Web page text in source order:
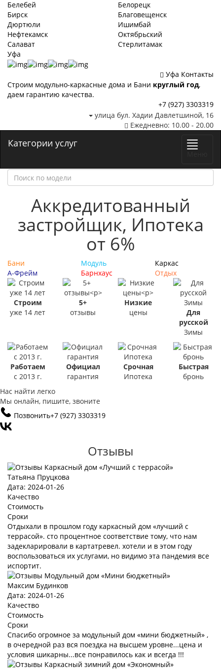
Белебей
Белорецк
Бирск
Благовещенск
Дюртюли
Ишимбай
Нефтекамск
Октябрьский
Салават
Стерлитамак
Уфа
Уфа Контакты
Строим модульно-каркасные дома и Бани круглый год,
даем гарантию качества.
+7 (927) 3303319
улица бул. Хадии Давлетшиной, 16
Ежедневно: 10.00 - 20.00
Категории услуг
Аккредитованный
застройщик, Ипотека
от 6%
Бани Модуль
Каркас
А-Фрейм
Барнхаус Отдых
Строим
уже 14 лет
5+
отзывы
Низкие
цены
Для
русской
Зимы
Работаем
с 2013 г.
Официал
гарантия
Срочная
Ипотека
Быстрая
бронь
Нас найти легко
Мы онлайн, пишите, звоните
Позвонить+7 (927) 3303319
Отзывы
Татьяна Пруцкова
Дата: 2024-01-26
Качество
Стоимость
Сроки
Отдыхали в прошлом году каркасный дом «лучший с
террасой». сто процентное соответствие тому, что нам
задекларировали в картатревел. хотели и в этом году
воспользоваться их услугами, но видимо эта пандемия все
испортит.
Максим Будинков
Дата: 2024-01-26
Качество
Стоимость
Сроки
Спасибо огромное за модульный дом «мини бюджетный» ,
в очередной раз вся поездка на высшем уровне...цена и
условия шикарны...все понравилось как и всегда !!!